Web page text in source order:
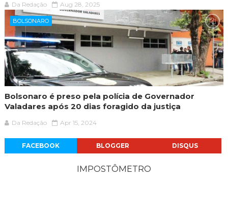
Da Redação Aug 28, 2025
BOLSONARO
Bolsonaro é preso pela polícia de Governador
Valadares após 20 dias foragido da justiça
Da Redação Apr 15, 2024
FACEBOOK BLOGGER DISQUS
IMPOSTÔMETRO